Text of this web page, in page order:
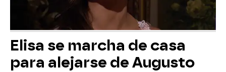
Elisa se marcha de casa
para alejarse de Augusto